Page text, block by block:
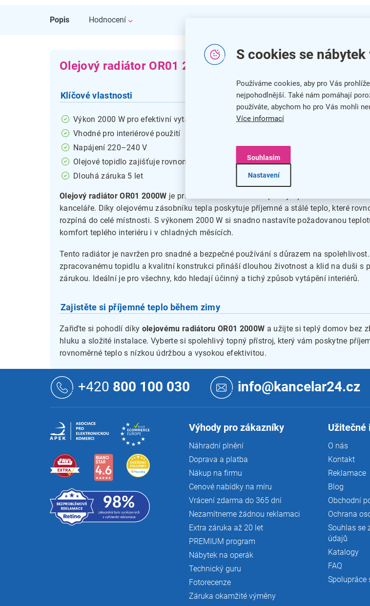
S cookies se
Používáme cookies, aby pro Vás
nejpohodlnější. Také nám pomáhají
používáte, abychom ho pro Vás mohli
Více informací
Nastavení
Souhlasím
Popis Hodnocení
Olejový radiátor OR01 2000W
Klíčové vlastnosti
Výkon 2000 W pro efektivní vytápění
Vhodné pro interiérové použití
Napájení 220–240 V
Olejové topidlo zajišťuje rovnoměrné šíření tepla
Dlouhá záruka 5 let
Olejový radiátor OR01 2000W je praktické a účinné řešení pro vytápění vašeho domova
kanceláře. Díky olejovému zásobníku tepla poskytuje příjemné a stálé teplo, které
rozpíná do celé místnosti. S výkonem 2000 W si snadno nastavíte požadovanou
komfort teplého interiéru i v chladných měsících.
Tento radiátor je navržen pro snadné a bezpečné používání s důrazem na
zpracovanému topidlu a kvalitní konstrukci přináší dlouhou životnost a klid na duši s
zárukou. Ideální je pro všechny, kdo hledají účinný a tichý způsob vytápění interiérů.
Zajistěte si příjemné teplo během zimy
Zařiďte si pohodlí díky olejovému radiátoru OR01 2000W a užijte si teplý domov bez
hluku a složité instalace. Vyberte si spolehlivý topný přístroj, který vám poskytne
rovnoměrné teplo s nízkou údržbou a vysokou efektivitou.
+420 800 100 030 info@kancelar24.cz
Výhody pro zákazníky
Náhradní plnění
Doprava a platba
Nákup na firmu
Cenové nabídky na míru
Vrácení zdarma do 365 dní
Nezamítneme žádnou reklamaci
Extra záruka až 20 let
PREMIUM program
Nábytek na operák
Technický guru
Fotorecenze
Záruka okamžité výměny
Užitečné
O nás
Kontakt
Reklamace
Blog
Obchodní
Ochrana
Souhlas se
údajů
Katalogy
FAQ
Spolupráce